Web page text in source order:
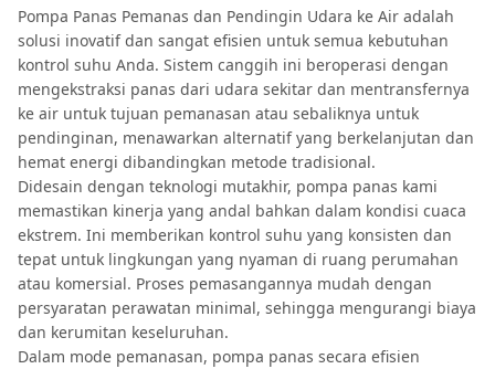
Pompa Panas Pemanas dan Pendingin Udara ke Air adalah
solusi inovatif dan sangat efisien untuk semua kebutuhan
kontrol suhu Anda. Sistem canggih ini beroperasi dengan
mengekstraksi panas dari udara sekitar dan mentransfernya
ke air untuk tujuan pemanasan atau sebaliknya untuk
pendinginan, menawarkan alternatif yang berkelanjutan dan
hemat energi dibandingkan metode tradisional.
Didesain dengan teknologi mutakhir, pompa panas kami
memastikan kinerja yang andal bahkan dalam kondisi cuaca
ekstrem. Ini memberikan kontrol suhu yang konsisten dan
tepat untuk lingkungan yang nyaman di ruang perumahan
atau komersial. Proses pemasangannya mudah dengan
persyaratan perawatan minimal, sehingga mengurangi biaya
dan kerumitan keseluruhan.
Dalam mode pemanasan, pompa panas secara efisien